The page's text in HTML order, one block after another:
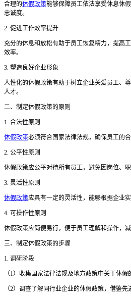
合理的休假政策能够保障员工依法享受休息休
忠诚度。
2. 促进工作效率提升
充分的休息和放松有助于员工恢复精力，提高
效率。
3. 塑造良好企业形象
人性化的休假政策有助于树立企业关爱员工、
人才。
二、制定休假政策的原则
1. 合法性原则
休假政策必须符合国家法律法规，确保员工的合
2. 公平性原则
休假政策应公平对待所有员工，避免因岗位、
3. 灵活性原则
休假政策应具有一定的灵活性，能够根据企业
4. 可操作性原则
休假政策应简便易行，便于员工理解和操作，减
三、制定休假政策的步骤
1. 调研阶段
（1）收集国家法律法规及地方政策中关于休假
（2）调查了解同行业企业的休假政策，借鉴先